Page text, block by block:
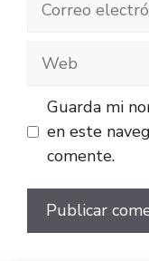
Guarda mi
en este
comente.